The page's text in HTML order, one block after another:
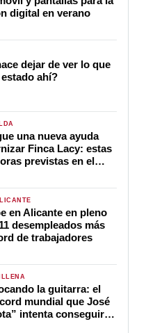
digital en verano
dejar de ver lo que
ahí?
una nueva ayuda
Finca Lacy: estas
previstas en el
en Alicante en pleno
desempleados más
de trabajadores
la guitarra: el
mundial que José
intenta conseguir